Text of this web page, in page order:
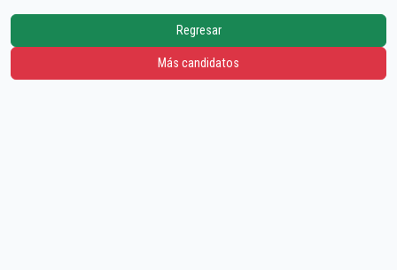
Regresar
Más candidatos